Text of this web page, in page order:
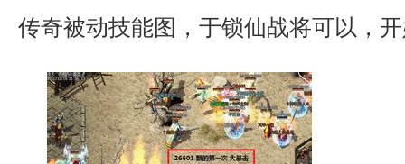
传奇被动技能图，于锁仙战将可以，